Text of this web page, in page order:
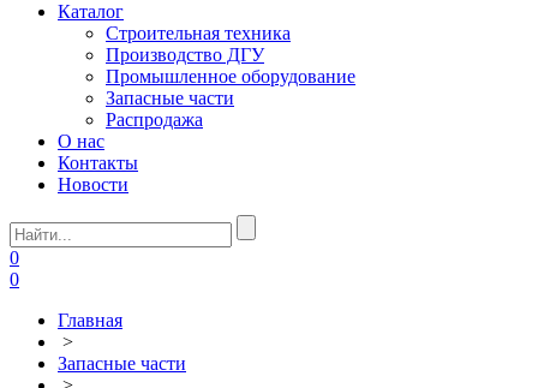
Каталог
Строительная техника
Производство ДГУ
Промышленное оборудование
Запасные части
Распродажа
О нас
Контакты
Новости
0
0
Главная
>
Запасные части